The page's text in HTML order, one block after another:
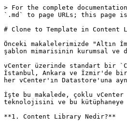
> For the complete
`.md` to page URLs; this page
# Clone to Template in Content
Önceki makalelerimizde "Altın
şablon mimarisinin kurumsal
vCenter üzerinde standart bir
İstanbul, Ankara ve İzmir'de
her vCenter'ın Datastore'una
İşte bu makalede, çoklu
teknolojisini ve bu
**1. Content Library Nedir?**